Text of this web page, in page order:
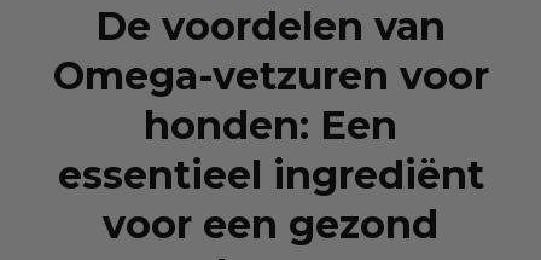
De voordelen van
Omega-vetzuren voor
honden: Een
essentieel ingrediënt
voor een gezond